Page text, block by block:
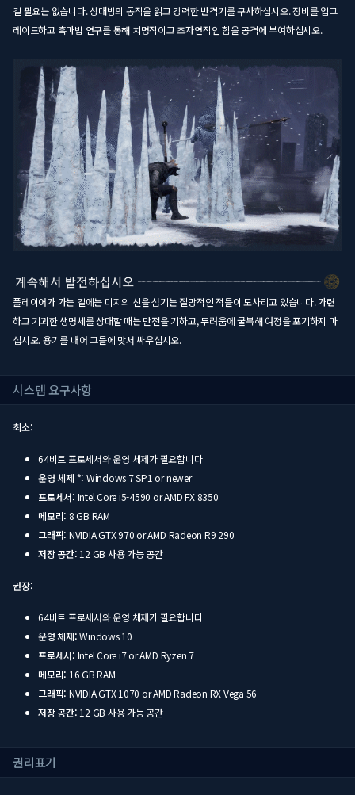
걸 필요는 없습니다. 상대방의 동작을 읽고 강력한 반격기를 구사하십시오. 장비를 업그
레이드하고 흑마법 연구를 통해 치명적이고 초자연적인 힘을 공격에 부여하십시오.
플레이어가 가는 길에는 미지의 신을 섬기는 절망적인 적들이 도사리고 있습니다. 가련
하고 기괴한 생명체를 상대할 때는 만전을 기하고, 두려움에 굴복해 여정을 포기하지 마
십시오. 용기를 내어 그들에 맞서 싸우십시오.
시스템 요구사항
최소:
64비트 프로세서와 운영 체제가 필요합니다
운영 체제 *: Windows 7 SP1 or newer
프로세서: Intel Core i5-4590 or AMD FX 8350
메모리: 8 GB RAM
그래픽: NVIDIA GTX 970 or AMD Radeon R9 290
저장 공간: 12 GB 사용 가능 공간
권장:
64비트 프로세서와 운영 체제가 필요합니다
운영 체제:Windows 10
프로세서: Intel Core i7 or AMD Ryzen 7
메모리: 16 GB RAM
그래픽: NVIDIA GTX 1070 or AMD Radeon RX Vega 56
저장 공간: 12 GB 사용 가능 공간
권리표기